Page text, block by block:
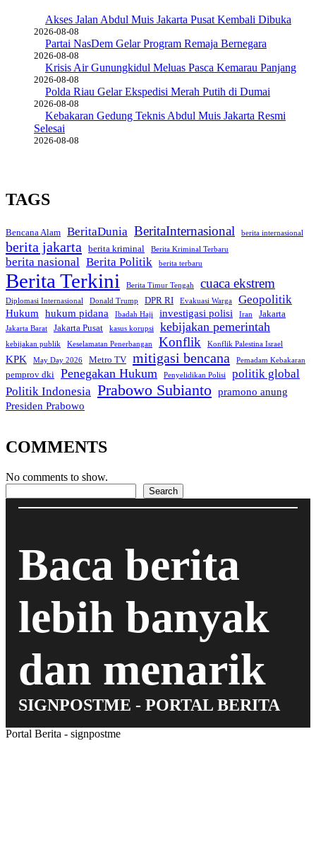
Akses Jalan Abdul Muis Jakarta Pusat Kembali Dibuka
2026-08-08
Partai NasDem Gelar Program Remaja Bernegara
2026-08-08
Krisis Air Gunungkidul Meluas Pasca Kemarau Panjang
2026-08-08
Polda Riau Gelar Ekspedisi Merah Putih di Dumai
2026-08-08
Kebakaran Gedung Teknis Abdul Muis Jakarta Resmi
Selesai
2026-08-08
TAGS
Bencana Alam BeritaDunia BeritaInternasional berita internasional
berita jakarta berita kriminal Berita Kriminal Terbaru
berita nasional Berita Politik berita terbaru
Berita Terkini Berita Timur Tengah cuaca ekstrem
Diplomasi Internasional Donald Trump DPR RI Evakuasi Warga Geopolitik
Hukum hukum pidana Ibadah Haji investigasi polisi Iran Jakarta
Jakarta Barat Jakarta Pusat kasus korupsi kebijakan pemerintah
kebijakan publik Keselamatan Penerbangan Konflik Konflik Palestina Israel
KPK May Day 2026 Metro TV mitigasi bencana Pemadam Kebakaran
pemprov dki Penegakan Hukum Penyelidikan Polisi
politik global
Politik Indonesia Prabowo Subianto pramono anung
Presiden Prabowo
COMMENTS
No comments to show.
Search
Baca berita
lebih banyak
dan menarik
SIGNPOSTME - PORTAL BERITA
Portal Berita - signpostme